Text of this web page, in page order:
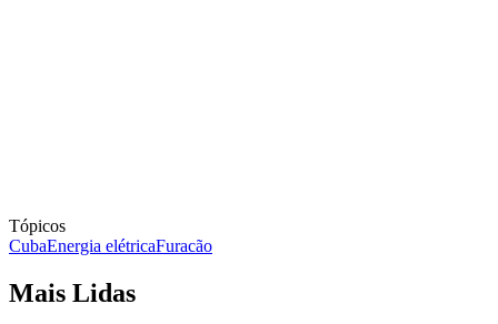
Tópicos
CubaEnergia elétricaFuracão
Mais Lidas